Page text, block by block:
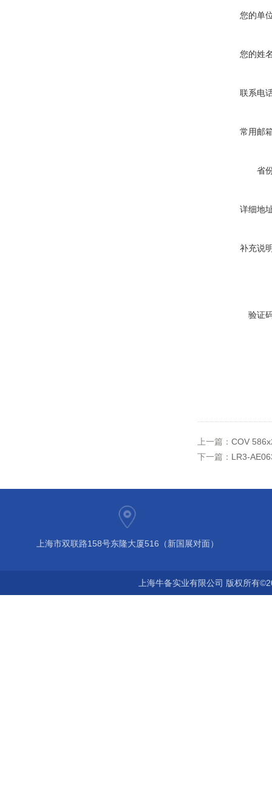
您的单
您的姓
联系电
常用邮
省
详细地
补充说
验证
上一篇： COV
下一篇： LR3-
上海市双联路158号东隆大厦516（新国展对面）
上海牛备实业有限公司 版权所有